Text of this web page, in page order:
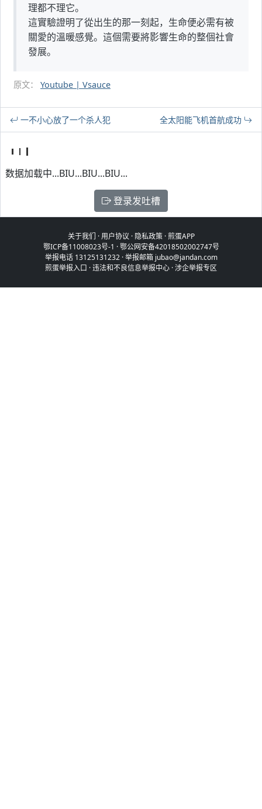
理都不理它。
這實驗證明了從出生的那一刻起，生命便必需有被
關愛的溫暖感覺。這個需要將影響生命的整個社會
發展。
原文： Youtube | Vsauce
一不小心放了一个杀人犯 全太阳能飞机首航成功
数据加载中...BIU...BIU...BIU...
登录发吐槽
关于我们 ·用户协议 · 隐私政策·煎蛋APP
鄂ICP备11008023号-1 ·鄂公网安备42018502002747号
举报电话 13125131232 · 举报邮箱 jubao@jandan.com
煎蛋举报入口 ·违法和不良信息举报中心 ·涉企举报专区